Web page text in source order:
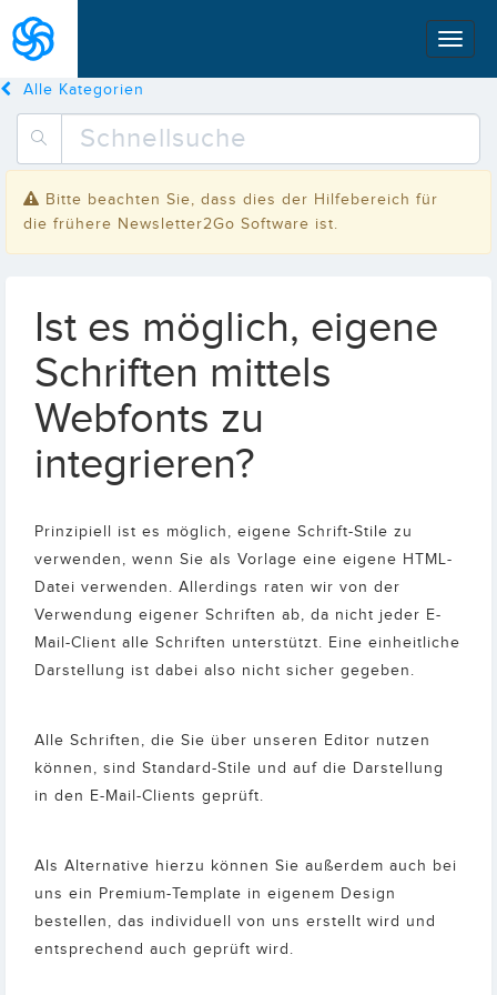
Alle Kategorien
Bitte beachten Sie, dass dies der Hilfebereich für
die frühere Newsletter2Go Software ist.
Ist es möglich, eigene
Schriften mittels
Webfonts zu
integrieren?
Prinzipiell ist es möglich, eigene Schrift-Stile zu
verwenden, wenn Sie als Vorlage eine eigene HTML-
Datei verwenden. Allerdings raten wir von der
Verwendung eigener Schriften ab, da nicht jeder E-
Mail-Client alle Schriften unterstützt. Eine einheitliche
Darstellung ist dabei also nicht sicher gegeben.
Alle Schriften, die Sie über unseren Editor nutzen
können, sind Standard-Stile und auf die Darstellung
in den E-Mail-Clients geprüft.
Als Alternative hierzu können Sie außerdem auch bei
uns ein Premium-Template in eigenem Design
bestellen, das individuell von uns erstellt wird und
entsprechend auch geprüft wird.